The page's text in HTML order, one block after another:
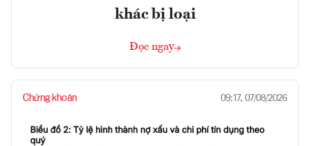
khác bị loại
Đọc ngay
Chứng khoán 09:17, 07/08/2026